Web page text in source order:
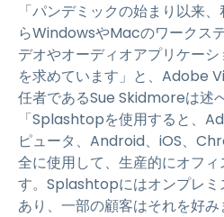
「パンデミックの始まり以来
らWindowsやMacのワークス
デオやオーディオアプリケー
を求めています」と、Adobe
任者であるSue Skidmoreは述
「Splashtopを使用すると、
ピュータ、Android、iOS、
全に使用して、生産的にオフ
す。Splashtopにはオンプレミ
あり、一部の顧客はそれを好み